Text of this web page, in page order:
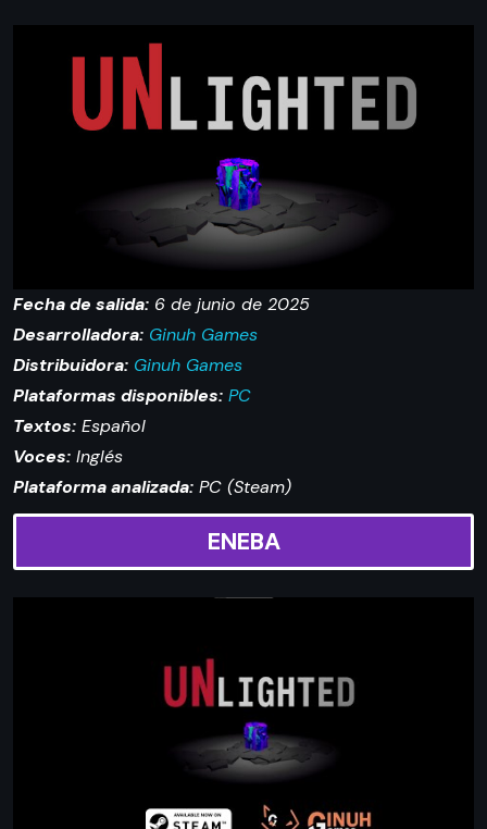
Fecha de salida: 6 de junio de 2025
Desarrolladora: Ginuh Games
Distribuidora: Ginuh Games
Plataformas disponibles: PC
Textos: Español
Voces: Inglés
Plataforma analizada: PC (Steam)
ENEBA